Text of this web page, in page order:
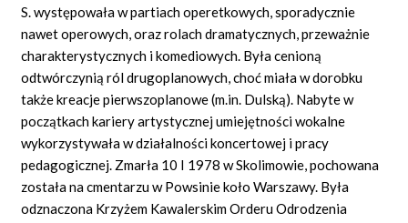
S. występowała w partiach operetkowych, sporadycznie
nawet operowych, oraz rolach dramatycznych, przeważnie
charakterystycznych i komediowych. Była cenioną
odtwórczynią ról drugoplanowych, choć miała w dorobku
także kreacje pierwszoplanowe (m.in. Dulską). Nabyte w
początkach kariery artystycznej umiejętności wokalne
wykorzystywała w działalności koncertowej i pracy
pedagogicznej. Zmarła 10 I 1978 w Skolimowie, pochowana
została na cmentarzu w Powsinie koło Warszawy. Była
odznaczona Krzyżem Kawalerskim Orderu Odrodzenia